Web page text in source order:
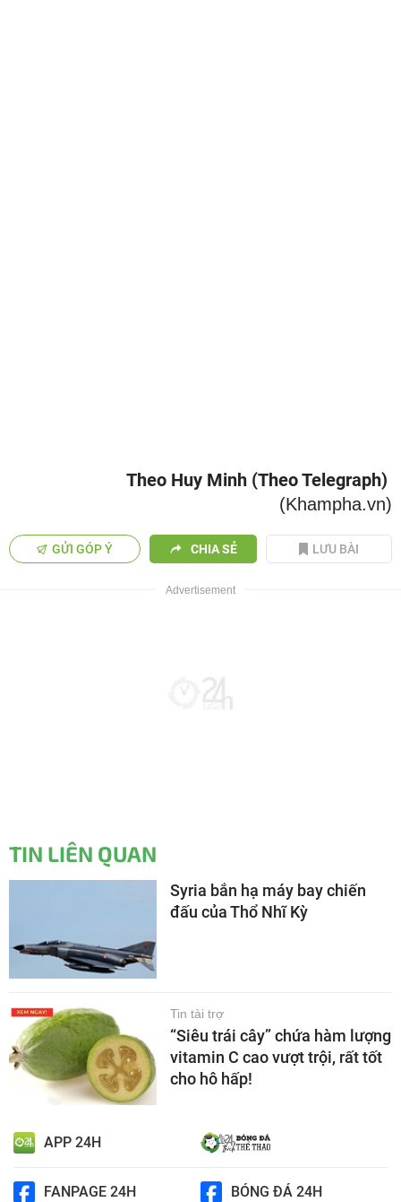
Theo Huy Minh (Theo Telegraph)
(Khampha.vn)
GỬI GÓP Ý CHIA SẺ LƯU BÀI
TIN LIÊN QUAN
Syria bắn hạ máy bay chiến
đấu của Thổ Nhĩ Kỳ
Tin tài trợ
“Siêu trái cây” chứa hàm lượng
vitamin C cao vượt trội, rất tốt
cho hô hấp!
APP 24H
FANPAGE 24H BÓNG ĐÁ 24H